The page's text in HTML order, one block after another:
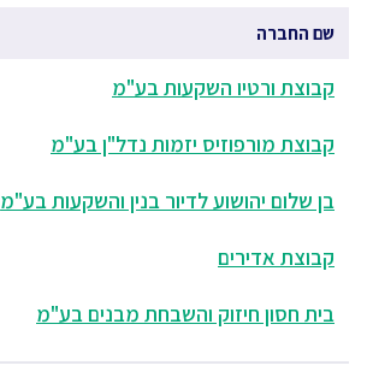
שם החברה
קבוצת ורטיו השקעות בע"מ
קבוצת מורפוזיס יזמות נדל"ן בע"מ
בן שלום יהושוע לדיור בנין והשקעות בע"מ
קבוצת אדירים
בית חסון חיזוק והשבחת מבנים בע"מ